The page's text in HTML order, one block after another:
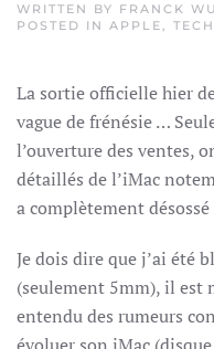
WRITTEN BY FRANCK
POSTED IN APPLE,
La sortie officielle hier
vague de frénésie …
l’ouverture des ventes,
détaillés de l’iMac
a complètement
Je dois dire que j’ai été
(seulement 5mm), il est
entendu des rumeurs